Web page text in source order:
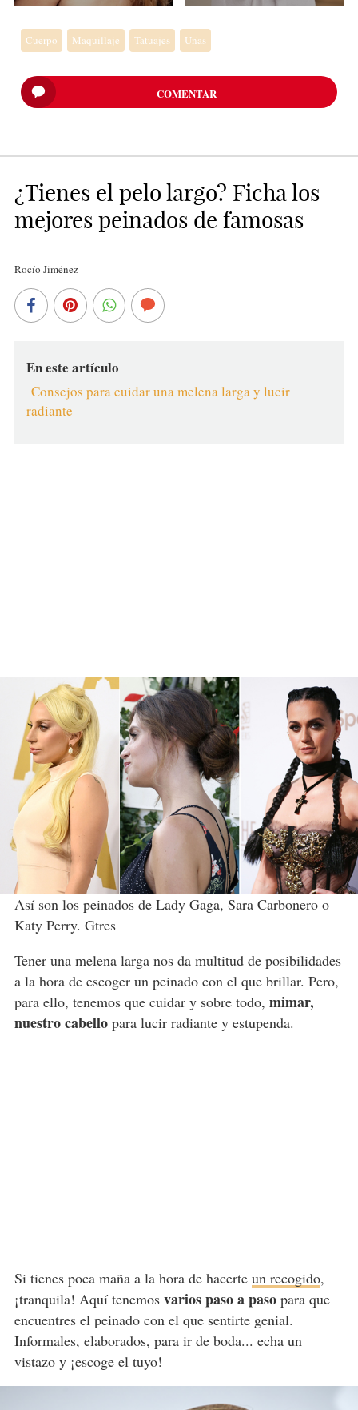
Cuerpo Maquillaje Tatuajes Uñas
COMENTAR
¿Tienes el pelo largo? Ficha los
mejores peinados de famosas
Rocío Jiménez
En este artículo
Consejos para cuidar una melena larga y lucir
radiante
Así son los peinados de Lady Gaga, Sara Carbonero o
Katy Perry. Gtres
Tener una melena larga nos da multitud de posibilidades
a la hora de escoger un peinado con el que brillar. Pero,
para ello, tenemos que cuidar y sobre todo, mimar,
nuestro cabellopara lucir radiante y estupenda.
Si tienes poca maña a la hora de hacerte un recogido,
¡tranquila! Aquí tenemos varios paso a pasopara que
encuentres el peinado con el que sentirte genial.
Informales, elaborados, para ir de boda... echa un
vistazo y ¡escoge el tuyo!